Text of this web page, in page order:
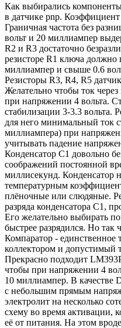
Как выбирались
в датчике pnp.
Граничная частота без
вольт и 20 миллиампер
R2 и R3 достаточно
резисторе R1 ключа должно
миллиампер и свыше 0.6
Резисторы R3, R4, R5
Желательно чтобы ток
при напряжении 4 вольта.
стабилизации 3-3.3 вольта.
для него минимальный ток
миллиампера) при
учитывать падение
Конденсатор C1 довольно
соображений постоянной
миллисекунд. Конденсатор
температурным
плёночные или слюдяные.
разряда конденсатора C1,
Его желательно выбирать
быстрее разрядился. Но так
Компаратор - единственное
коллектором и допустимый
Прекрасно подходит
чтобы при напряжении 4
10 миллиампер. В качестве
с небольшим прямым
электролит на несколько
схему во время активации,
её от питания. На этом